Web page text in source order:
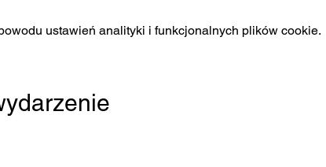
ustawień analityki i funkcjonalnych plików cookie.